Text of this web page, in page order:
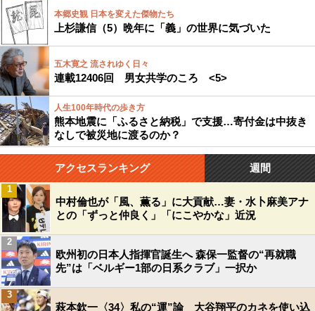
本郷史観 日本を変えた傑物たち
上杉謙信（5）晩年に「義」の世界に気づいた
五木寛之 流されゆく日々
連載12406回 男女共学のころ <5>
人生100年時代の歩き方
熊本地震に「ふるさと納税」で支援…寄付金は中抜き
なしで被災地に渡るのか？
アクセスランキング 週間
中村倫也が「風、薫る」に大貢献…妻・水卜麻美アナ
との「ずっと仲良く」「にこやかな」近況
1
欧州初の日本人指揮官誕生へ 森保一監督の“再就職
先”は「ベルギー1部の日系クラブ」一択か
2
萩本欽一〈34〉私の“運”論 大谷翔平のカネを使い込
3